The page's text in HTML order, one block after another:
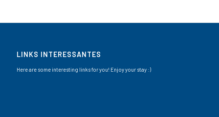
LINKS INTERESSANTES
Here are some interesting links for you! Enjoy your stay :)